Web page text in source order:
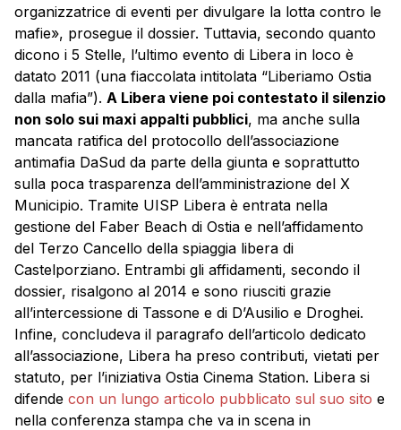
organizzatrice di eventi per divulgare la lotta contro le
mafie», prosegue il dossier. Tuttavia, secondo quanto
dicono i 5 Stelle, l’ultimo evento di Libera in loco è
datato 2011 (una fiaccolata intitolata “Liberiamo Ostia
dalla mafia”). A Libera viene poi contestato il silenzio
non solo sui maxi appalti pubblici, ma anche sulla
mancata ratifica del protocollo dell’associazione
antimafia DaSud da parte della giunta e soprattutto
sulla poca trasparenza dell’amministrazione del X
Municipio. Tramite UISP Libera è entrata nella
gestione del Faber Beach di Ostia e nell’affidamento
del Terzo Cancello della spiaggia libera di
Castelporziano. Entrambi gli affidamenti, secondo il
dossier, risalgono al 2014 e sono riusciti grazie
all’intercessione di Tassone e di D’Ausilio e Droghei.
Infine, concludeva il paragrafo dell’articolo dedicato
all’associazione, Libera ha preso contributi, vietati per
statuto, per l’iniziativa Ostia Cinema Station. Libera si
difende con un lungo articolo pubblicato sul suo sito e
nella conferenza stampa che va in scena in